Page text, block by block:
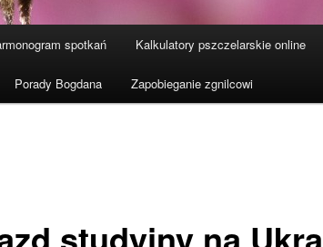
spotkań Kalkulatory pszczelarskie online
Porady Bogdana Zapobieganie zgnilcowi